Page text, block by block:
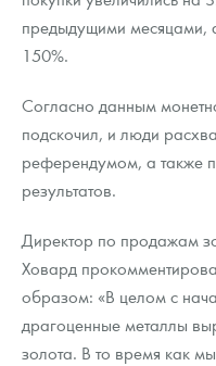
Флот: ледоколы и корабли
Ювелирные изделия
Русская нумизматика
Золотая карманная галерея
Наборы подарочных и
Монеты и жетоны из
Политика конфиденциальности
Положение по обработке и
предыдущими месяцами,
150%.
Согласно данным
подскочил, и люди
референдумом, а также
результатов.
Директор по продажам
Ховард
образом: «В целом с
драгоценные металлы
золота. В то время как